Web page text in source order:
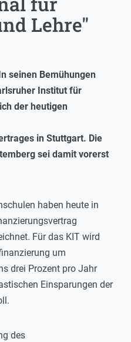
Lehre"
seinen Bemühungen
Institut für
der heutigen
in Stuttgart. Die
sei damit vorerst
haben heute in
Für das KIT wird
um
drei Prozent pro Jahr
Einsparungen der
des